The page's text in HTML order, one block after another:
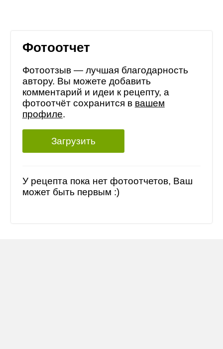
Фотоотчет
Фотоотзыв — лучшая благодарность
автору. Вы можете добавить
комментарий и идеи к рецепту, а
фотоотчёт сохранится в вашем
профиле.
Загрузить
У рецепта пока нет фотоотчетов, Ваш
может быть первым :)